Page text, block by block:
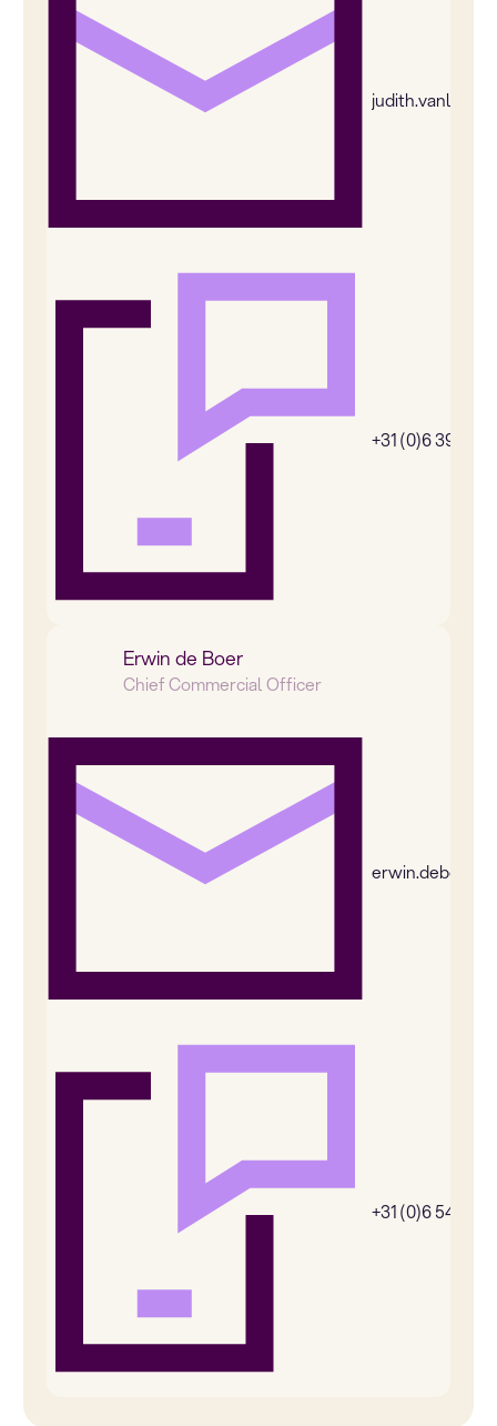
+31 (0)6
Erwin de Boer
Chief Commercial Officer
+31 (0)6